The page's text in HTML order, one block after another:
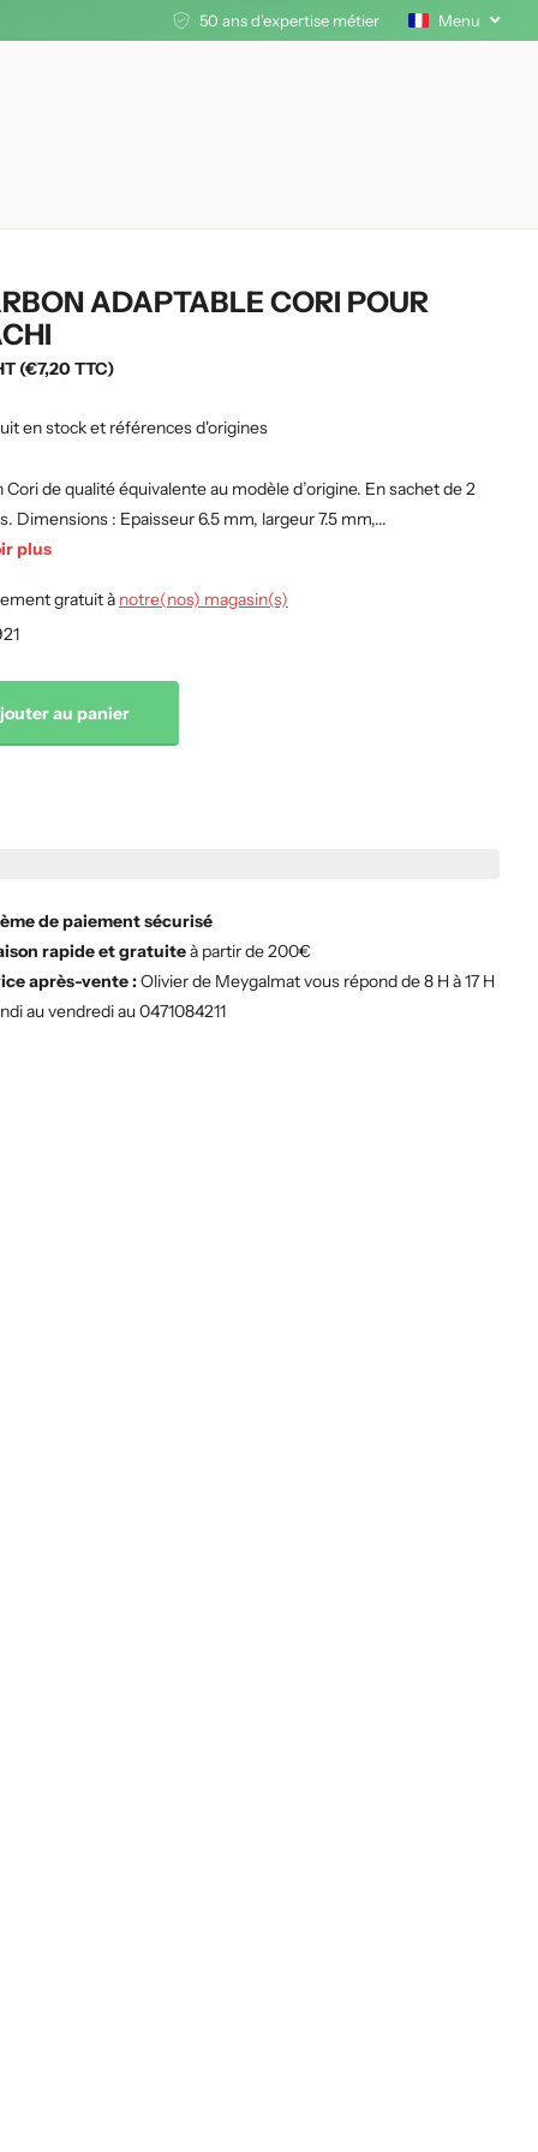
50 ans d'expertise métier Menu
ADAPTABLE CORI POUR
(€7,20 TTC)
en stock et références d'origines
Cori de qualité équivalente au modèle d’origine. En sachet de 2
Dimensions : Epaisseur 6.5 mm, largeur 7.5 mm,...
plus
gratuit à notre(nos) magasin(s)
au panier
de paiement sécurisé
rapide et gratuiteà partir de 200€
après-vente :Olivier de Meygalmat vous répond de 8 H à 17 H
au vendredi au 0471084211